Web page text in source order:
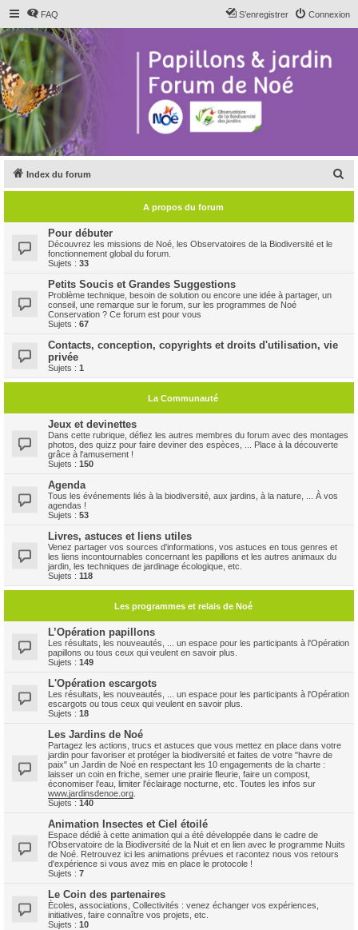
FAQ Connexion
S’enregistrer
Index du forum
e
A propos du forum
Pour débuter
Découvrez les missions de Noé, les Observatoires de la Biodiversité et le
fonctionnement global du forum.
Sujets : 33
Petits Soucis et Grandes Suggestions
Problème technique, besoin de solution ou encore une idée à partager, un
conseil, une remarque sur le forum, sur les programmes de Noé
Conservation ? Ce forum est pour vous
Sujets : 67
Contacts, conception, copyrights et droits d'utilisation, vie
privée
Sujets : 1
La Communauté
Jeux et devinettes
Dans cette rubrique, défiez les autres membres du forum avec des montages
photos, des quizz pour faire deviner des espèces, ... Place à la découverte
grâce à l'amusement !
Sujets : 150
Agenda
Tous les événements liés à la biodiversité, aux jardins, à la nature, ... À vos
agendas !
Sujets : 53
Livres, astuces et liens utiles
Venez partager vos sources d'informations, vos astuces en tous genres et
les liens incontournables concernant les papillons et les autres animaux du
jardin, les techniques de jardinage écologique, etc.
Sujets : 118
Les programmes et relais de Noé
L’Opération papillons
Les résultats, les nouveautés, ... un espace pour les participants à l'Opération
papillons ou tous ceux qui veulent en savoir plus.
Sujets : 149
L'Opération escargots
Les résultats, les nouveautés, ... un espace pour les participants à l'Opération
escargots ou tous ceux qui veulent en savoir plus.
Sujets : 18
Les Jardins de Noé
Partagez les actions, trucs et astuces que vous mettez en place dans votre
jardin pour favoriser et protéger la biodiversité et faites de votre "havre de
paix" un Jardin de Noé en respectant les 10 engagements de la charte :
laisser un coin en friche, semer une prairie fleurie, faire un compost,
économiser l'eau, limiter l'éclairage nocturne, etc. Toutes les infos sur
www.jardinsdenoe.org
Sujets : 140
Animation Insectes et Ciel étoilé
Espace dédié à cette animation qui a été développée dans le cadre de
l'Observatoire de la Biodiversité de la Nuit et en lien avec le programme Nuits
de Noé. Retrouvez ici les animations prévues et racontez nous vos retours
d'expérience si vous avez mis en place le protocole !
Sujets : 7
Le Coin des partenaires
Ècoles, associations, Collectivités : venez échanger vos expériences,
initiatives, faire connaître vos projets, etc.
Sujets : 10